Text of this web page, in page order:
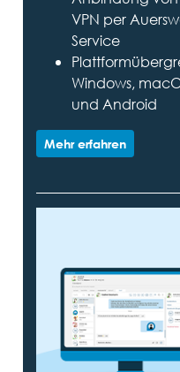
VPN per
Service
Windows,
und Android
Mehr erfahren